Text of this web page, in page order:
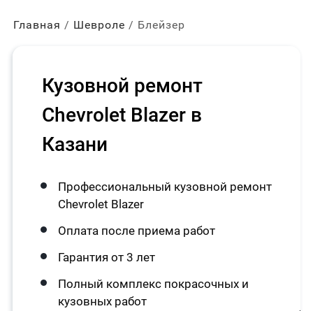
Главная Шевроле Блейзер
Кузовной ремонт
Chevrolet Blazer в
Казани
Профессиональный кузовной ремонт
Chevrolet Blazer
Оплата после приема работ
Гарантия от 3 лет
Полный комплекс покрасочных и
кузовных работ